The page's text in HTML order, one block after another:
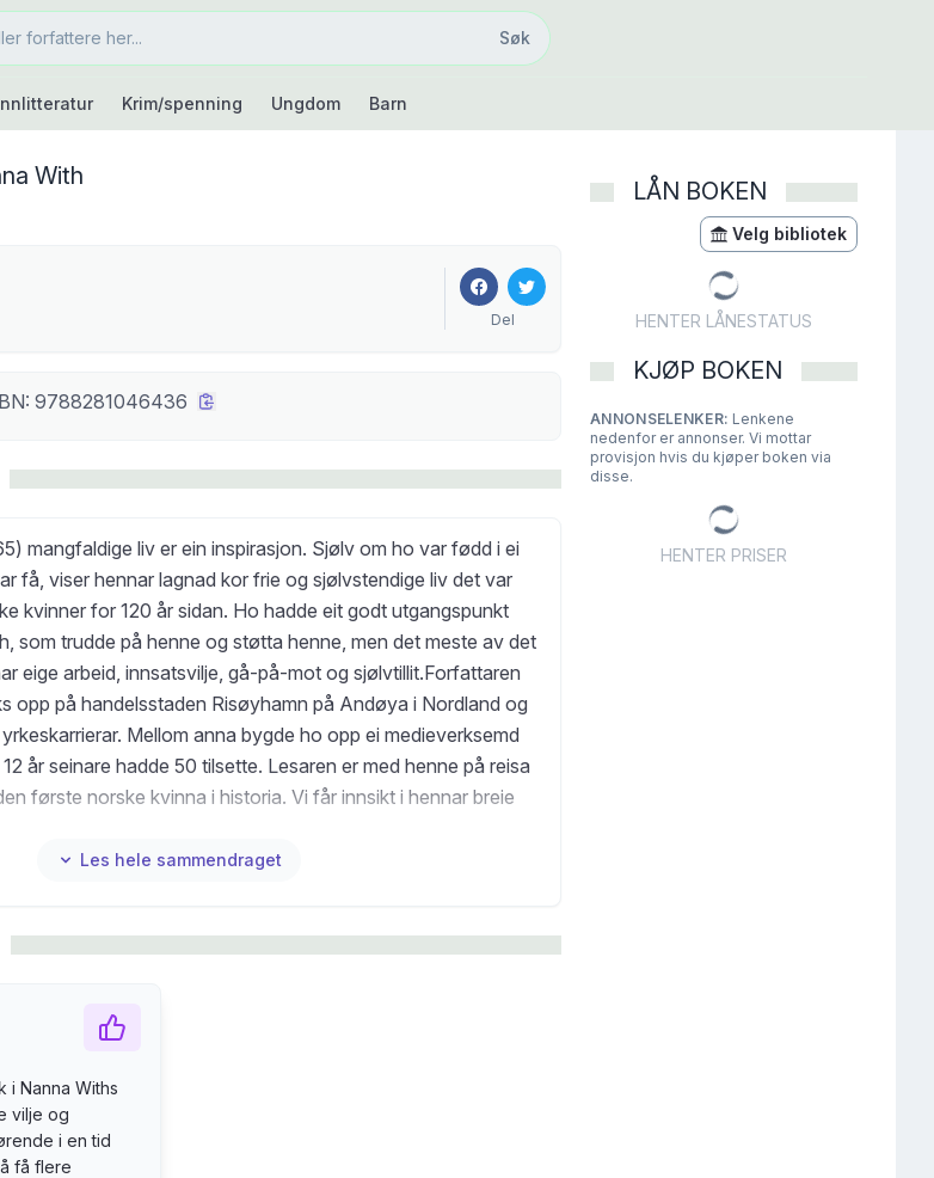
Søk
Søk
Krim/spenning Ungdom Barn
With
Del
9788281046436
mangfaldige liv er ein inspirasjon. Sjølv om ho var fødd i ei
få, viser hennar lagnad kor frie og sjølvstendige liv det var
kvinner for 120 år sidan. Ho hadde eit godt utgangspunkt
som trudde på henne og støtta henne, men det meste av det
eige arbeid, innsatsvilje, gå-på-mot og sjølvtillit.Forfattaren
opp på handelsstaden Risøyhamn på Andøya i Nordland og
Mellom anna bygde ho opp ei medieverksemd
år seinare hadde 50 tilsette. Lesaren er med henne på reisa
første norske kvinna i historia. Vi får innsikt i hennar breie
er historikar og forfattar. Ho har skrive mange bøker,
Les hele sammendraget
i Nanna Withs
vilje og
i en tid
få flere
LÅN BOKEN
Velg bibliotek
HENTER LÅNESTATUS
KJØP BOKEN
ANNONSELENKER: Lenkene
nedenfor er annonser. Vi mottar
provisjon hvis du kjøper boken via
disse.
HENTER PRISER